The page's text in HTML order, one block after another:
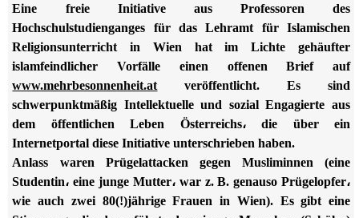
Eine freie Initiative aus Professoren des
Hochschulstudienganges für das Lehramt für Islamischen
Religionsunterricht in Wien hat im Lichte gehäufter
islamfeindlicher Vorfälle einen offenen Brief auf
www.mehrbesonnenheit.at veröffentlicht. Es sind
schwerpunktmäßig Intellektuelle und sozial Engagierte aus
dem öffentlichen Leben Österreichs، die über ein
Internetportal diese Initiative unterschrieben haben.
Anlass waren Prügelattacken gegen Musliminnen (eine
Studentin، eine junge Mutter، war z. B. genauso Prügelopfer،
wie auch zwei 80(!)jährige Frauen in Wien). Es gibt eine